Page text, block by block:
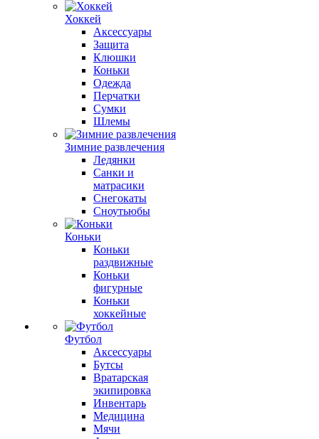
Хоккей
Аксессуары
Защита
Клюшки
Коньки
Одежда
Перчатки
Сумки
Шлемы
Зимние развлечения
Ледянки
Санки и
матрасики
Снегокаты
Сноутьюбы
Коньки
Коньки
раздвижные
Коньки
фигурные
Коньки
хоккейные
Футбол
Аксессуары
Бутсы
Вратарская
экипировка
Инвентарь
Медицина
Мячи